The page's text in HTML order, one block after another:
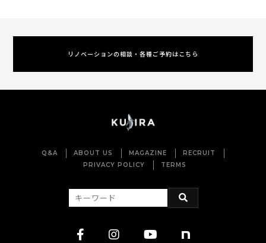
リノベーションの相談・各種ご予約はこちら
Q&A ABOUT US MAGAZINE
RECRUIT
PRIVACY POLICY
TERMS